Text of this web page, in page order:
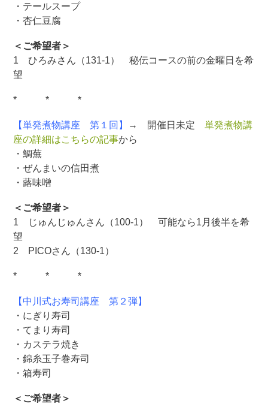
・テールスープ
・杏仁豆腐
＜ご希望者＞
1 ひろみさん（131-1） 秘伝コースの前の金曜日を希
望
* * *
【単発煮物講座 第１回】 → 開催日未定単発煮物講
座の詳細はこちらの記事から
・鯛蕪
・ぜんまいの信田煮
・蕗味噌
＜ご希望者＞
1 じゅんじゅんさん（100-1） 可能なら1月後半を希
望
2 PICOさん（130-1）
* * *
【中川式お寿司講座 第２弾】
・にぎり寿司
・てまり寿司
・カステラ焼き
・錦糸玉子巻寿司
・箱寿司
＜ご希望者＞